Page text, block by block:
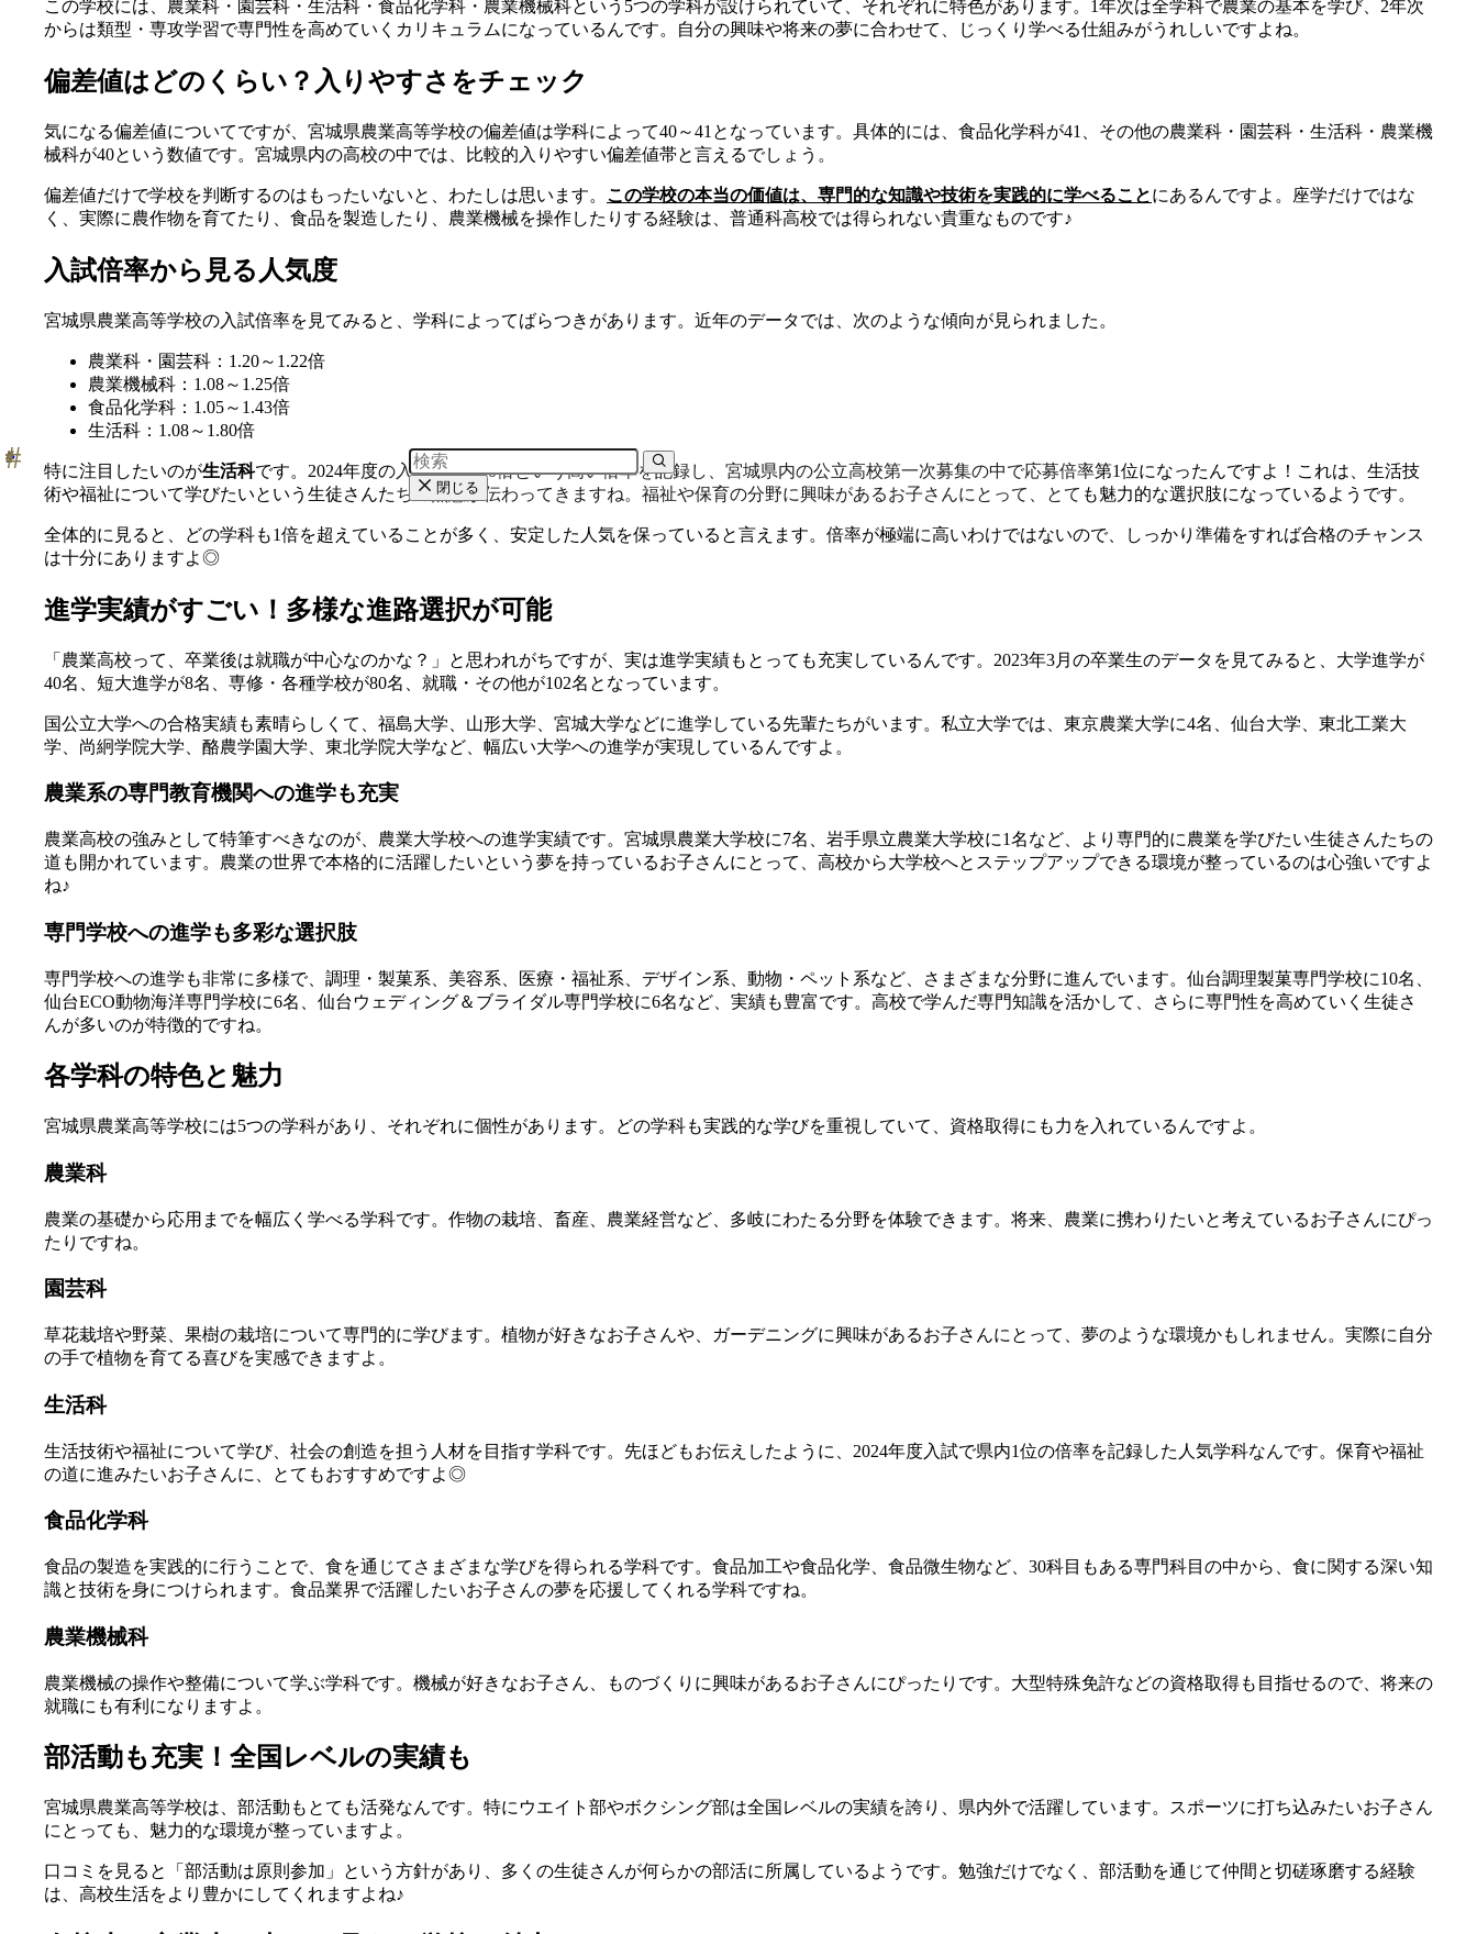
この学校には、農業科・園芸科・生活科・食品化学科・農業機械科という5つの学科が設けられていて、それぞれに特色があります。1年次は全学科で農業の基本を学び、2年次
からは類型・専攻学習で専門性を高めていくカリキュラムになっているんです。自分の興味や将来の夢に合わせて、じっくり学べる仕組みがうれしいですよね。
偏差値はどのくらい？入りやすさをチェック
気になる偏差値についてですが、宮城県農業高等学校の偏差値は学科によって40～41となっています。具体的には、食品化学科が41、その他の農業科・園芸科・生活科・農業機
械科が40という数値です。宮城県内の高校の中では、比較的入りやすい偏差値帯と言えるでしょう。
偏差値だけで学校を判断するのはもったいないと、わたしは思います。 この学校の本当の価値は、専門的な知識や技術を実践的に学べることにあるんですよ。座学だけではな
く、実際に農作物を育てたり、食品を製造したり、農業機械を操作したりする経験は、普通科高校では得られない貴重なものです♪
入試倍率から見る人気度
宮城県農業高等学校の入試倍率を見てみると、学科によってばらつきがあります。近年のデータでは、次のような傾向が見られました。
農業科・園芸科：1.20～1.22倍
農業機械科：1.08～1.25倍
食品化学科：1.05～1.43倍
生活科：1.08～1.80倍
特に注目したいのが生活科です。2024年度の入試では1.80倍という高い倍率を記録し、宮城県内の公立高校第一次募集の中で応募倍率第1位になったんですよ！これは、生活技
術や福祉について学びたいという生徒さんたちの熱意が伝わってきますね。福祉や保育の分野に興味があるお子さんにとって、とても魅力的な選択肢になっているようです。
全体的に見ると、どの学科も1倍を超えていることが多く、安定した人気を保っていると言えます。倍率が極端に高いわけではないので、しっかり準備をすれば合格のチャンス
は十分にありますよ◎
進学実績がすごい！多様な進路選択が可能
「農業高校って、卒業後は就職が中心なのかな？」と思われがちですが、実は進学実績もとっても充実しているんです。2023年3月の卒業生のデータを見てみると、大学進学が
40名、短大進学が8名、専修・各種学校が80名、就職・その他が102名となっています。
国公立大学への合格実績も素晴らしくて、福島大学、山形大学、宮城大学などに進学している先輩たちがいます。私立大学では、東京農業大学に4名、仙台大学、東北工業大
学、尚絅学院大学、酪農学園大学、東北学院大学など、幅広い大学への進学が実現しているんですよ。
農業系の専門教育機関への進学も充実
農業高校の強みとして特筆すべきなのが、農業大学校への進学実績です。宮城県農業大学校に7名、岩手県立農業大学校に1名など、より専門的に農業を学びたい生徒さんたちの
道も開かれています。農業の世界で本格的に活躍したいという夢を持っているお子さんにとって、高校から大学校へとステップアップできる環境が整っているのは心強いですよ
ね♪
専門学校への進学も多彩な選択肢
専門学校への進学も非常に多様で、調理・製菓系、美容系、医療・福祉系、デザイン系、動物・ペット系など、さまざまな分野に進んでいます。仙台調理製菓専門学校に10名、
仙台ECO動物海洋専門学校に6名、仙台ウェディング＆ブライダル専門学校に6名など、実績も豊富です。高校で学んだ専門知識を活かして、さらに専門性を高めていく生徒さ
んが多いのが特徴的ですね。
各学科の特色と魅力
宮城県農業高等学校には5つの学科があり、それぞれに個性があります。どの学科も実践的な学びを重視していて、資格取得にも力を入れているんですよ。
農業科
農業の基礎から応用までを幅広く学べる学科です。作物の栽培、畜産、農業経営など、多岐にわたる分野を体験できます。将来、農業に携わりたいと考えているお子さんにぴっ
たりですね。
園芸科
草花栽培や野菜、果樹の栽培について専門的に学びます。植物が好きなお子さんや、ガーデニングに興味があるお子さんにとって、夢のような環境かもしれません。実際に自分
の手で植物を育てる喜びを実感できますよ。
生活科
生活技術や福祉について学び、社会の創造を担う人材を目指す学科です。先ほどもお伝えしたように、2024年度入試で県内1位の倍率を記録した人気学科なんです。保育や福祉
の道に進みたいお子さんに、とてもおすすめですよ◎
食品化学科
食品の製造を実践的に行うことで、食を通じてさまざまな学びを得られる学科です。食品加工や食品化学、食品微生物など、30科目もある専門科目の中から、食に関する深い知
識と技術を身につけられます。食品業界で活躍したいお子さんの夢を応援してくれる学科ですね。
農業機械科
農業機械の操作や整備について学ぶ学科です。機械が好きなお子さん、ものづくりに興味があるお子さんにぴったりです。大型特殊免許などの資格取得も目指せるので、将来の
就職にも有利になりますよ。
部活動も充実！全国レベルの実績も
宮城県農業高等学校は、部活動もとても活発なんです。特にウエイト部やボクシング部は全国レベルの実績を誇り、県内外で活躍しています。スポーツに打ち込みたいお子さん
にとっても、魅力的な環境が整っていますよ。
口コミを見ると「部活動は原則参加」という方針があり、多くの生徒さんが何らかの部活に所属しているようです。勉強だけでなく、部活動を通じて仲間と切磋琢磨する経験
は、高校生活をより豊かにしてくれますよね♪
閉じる